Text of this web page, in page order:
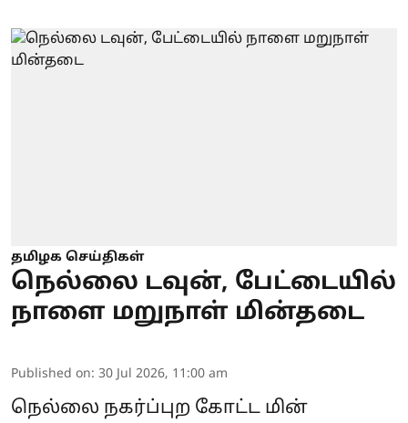
தமிழக செய்திகள்
நெல்லை டவுன், பேட்டையில்
நாளை மறுநாள் மின்தடை
Published on: 30 Jul 2026, 11:00 am
நெல்லை நகர்ப்புற கோட்ட மின்